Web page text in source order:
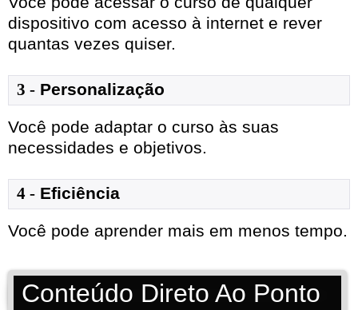
dispositivo com acesso à internet e rever
quantas vezes quiser.
3 - Personalização
Você pode adaptar o curso às suas
necessidades e objetivos.
4 - Eficiência
Você pode aprender mais em menos tempo.
Conteúdo Direto Ao Ponto